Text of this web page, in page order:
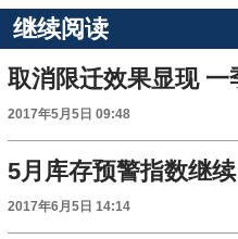
继续阅读
2017年5月5日 09:48
2017年6月5日 14:14